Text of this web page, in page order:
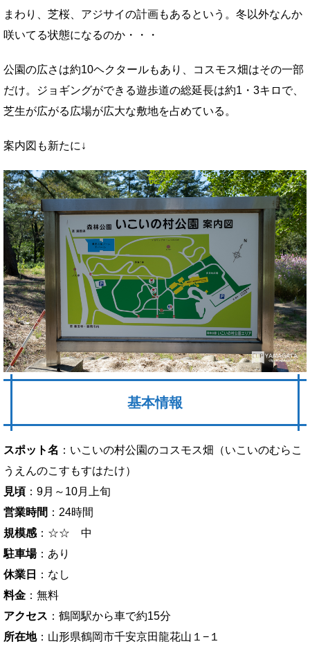
まわり、芝桜、アジサイの計画もあるという。冬以外なんか
咲いてる状態になるのか・・・
公園の広さは約10ヘクタールもあり、コスモス畑はその一部
だけ。ジョギングができる遊歩道の総延長は約1・3キロで、
芝生が広がる広場が広大な敷地を占めている。
案内図も新たに↓
基本情報
スポット名 ：いこいの村公園のコスモス畑（いこいのむらこ
うえんのこすもすはたけ）
見頃 ：9月～10月上旬
営業時間 ：24時間
規模感 ：☆☆ 中
駐車場：あり
休業日
：なし
料金 ：無料
アクセス ：鶴岡駅から車で約15分
所在地：山形県鶴岡市千安京田龍花山１−１